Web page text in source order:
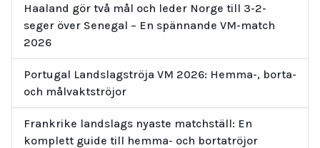
Haaland gör två mål och leder Norge till 3-2-
seger över Senegal – En spännande VM-match
2026
Portugal Landslagströja VM 2026: Hemma-, borta-
och målvaktströjor
Frankrike landslags nyaste matchställ: En
komplett guide till hemma- och bortatröjor